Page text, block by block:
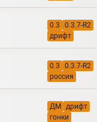
0.3
0.3.7-R2
дрифт
0.3
0.3.7-R2
россия
ДМ
дрифт
гонки